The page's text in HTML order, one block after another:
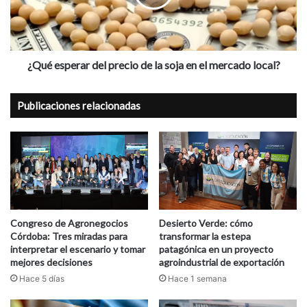
la
soja
en
el
mercado
¿Qué esperar del precio de la soja en el mercado local?
Publicaciones relacionadas
Congreso de Agronegocios
Córdoba: Tres miradas para
interpretar el escenario y tomar
mejores decisiones
Hace 5 días
Desierto Verde: cómo
transformar la estepa
patagónica en un proyecto
agroindustrial de exportación
Hace 1 semana